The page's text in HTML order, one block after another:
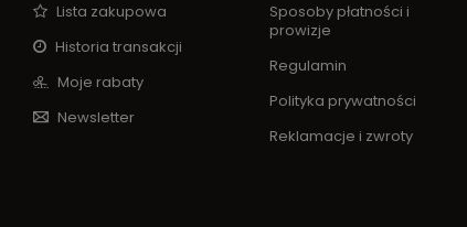
Lista zakupowa
Historia transakcji
Moje rabaty
Newsletter
Sposoby płatności i
prowizje
Regulamin
Polityka prywatności
Reklamacje i zwroty